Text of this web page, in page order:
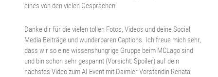
eines von den vielen Gesprächen.
Danke dir für die vielen tollen Fotos, Videos und deine Social
Media Beiträge und wunderbaren Captions. Ich freue mich sehr,
dass wir so eine wissenshungrige Gruppe beim MCLago sind
und bin schon sehr gespannt (Vorsicht: Spoiler) auf dein
nächstes Video zum AI Event mit Daimler Vorständin Renata